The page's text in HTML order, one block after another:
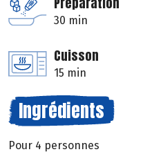
30 min
Cuisson
15 min
Ingrédients
Pour 4 personnes